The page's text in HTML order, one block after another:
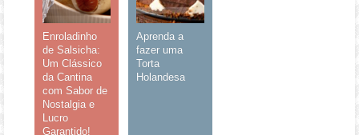
Enroladinho
de Salsicha:
Um Clássico
da Cantina
com Sabor de
Nostalgia e
Lucro
Garantido!
Aprenda a
fazer uma
Torta
Holandesa